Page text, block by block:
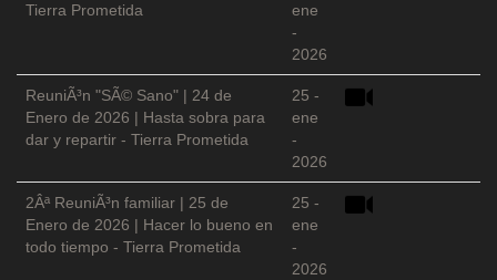
Tierra Prometida
ene
-
2026
ReuniÃ³n "SÃ© Sano" | 24 de
Enero de 2026 | Hasta sobra para
dar y repartir - Tierra Prometida
25 -
ene
-
2026
2Âª ReuniÃ³n familiar | 25 de
Enero de 2026 | Hacer lo bueno en
todo tiempo - Tierra Prometida
25 -
ene
-
2026